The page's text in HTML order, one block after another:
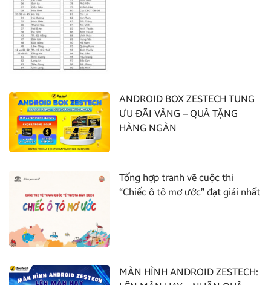
ANDROID BOX ZESTECH TUNG
ƯU ĐÃI VÀNG – QUÀ TẶNG
HÀNG NGÀN
Tổng hợp tranh vẽ cuộc thi
“Chiếc ô tô mơ ước” đạt giải nhất
MÀN HÌNH ANDROID ZESTECH: